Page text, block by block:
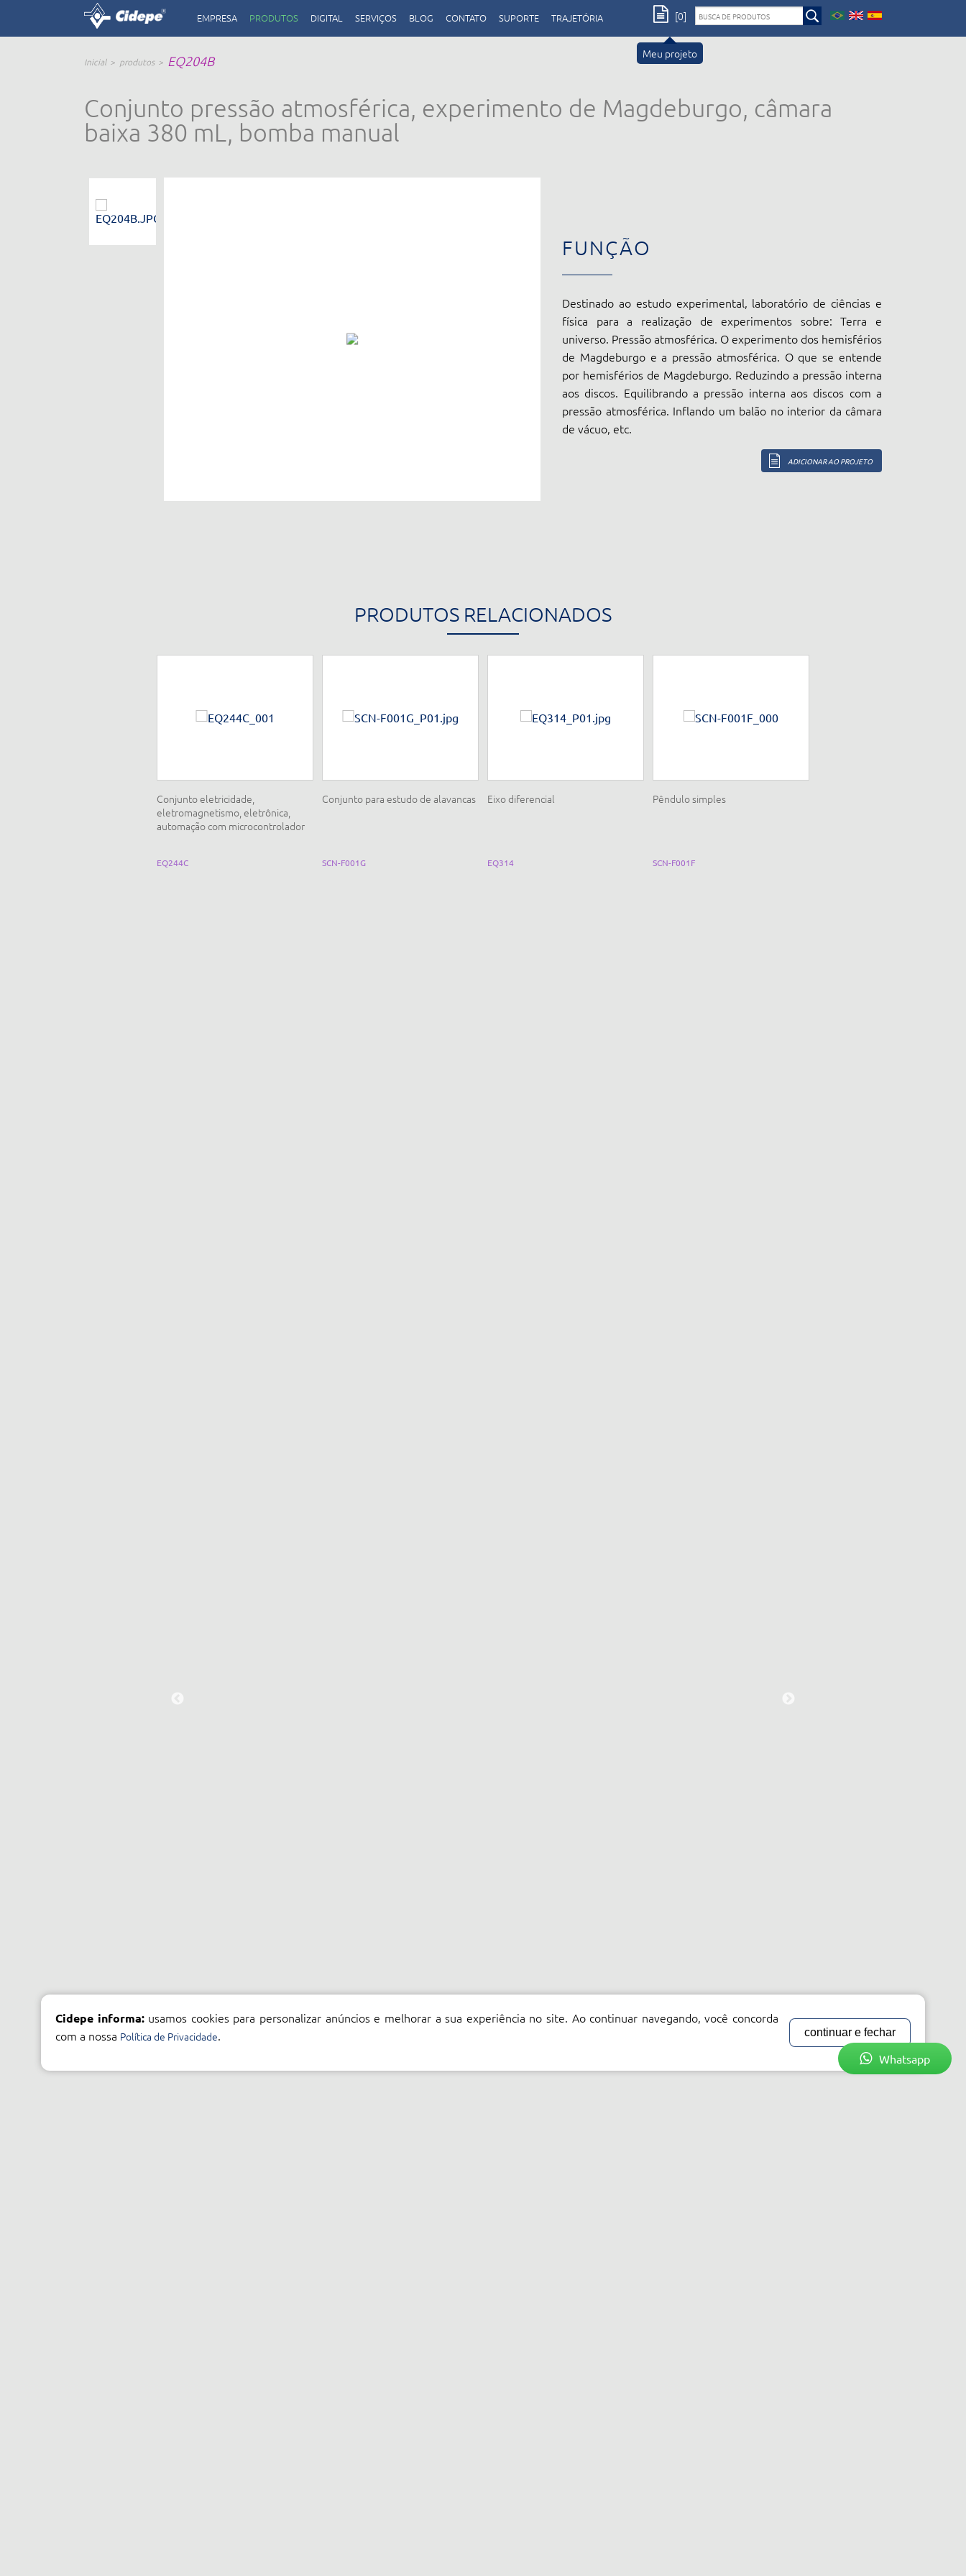
Whatsapp
EMPRESA PRODUTOS DIGITAL SERVIÇOS BLOG CONTATO SUPORTE TRAJETÓRIA
Meu projeto
[0]
Inicial produtos EQ204B
Conjunto pressão atmosférica, experimento de Magdeburgo, câmara
baixa 380 mL, bomba manual
FUNÇÃO
Destinado ao estudo experimental, laboratório de ciências e
física para a realização de experimentos sobre: Terra e
universo. Pressão atmosférica. O experimento dos hemisférios
de Magdeburgo e a pressão atmosférica. O que se entende
por hemisférios de Magdeburgo. Reduzindo a pressão interna
aos discos. Equilibrando a pressão interna aos discos com a
pressão atmosférica. Inflando um balão no interior da câmara
de vácuo, etc.
ADICIONAR AO PROJETO
PRODUTOS RELACIONADOS
Conjunto eletricidade,
eletromagnetismo, eletrônica,
automação com microcontrolador
EQ244C
Conjunto para estudo de alavancas
SCN-F001G
Eixo diferencial
EQ314
Pêndulo simples
SCN-F001F
Cidepe informa:usamos cookies para personalizar anúncios e melhorar a sua experiência no site. Ao continuar navegando, você concorda
com a nossa Política de Privacidade. continuar e fechar